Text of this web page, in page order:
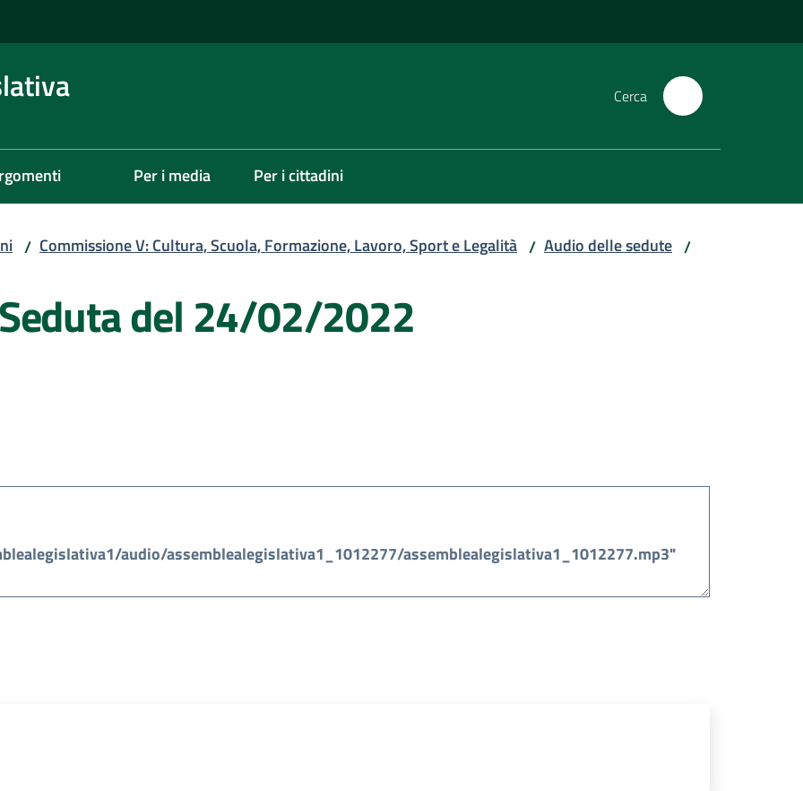
Cerca
Per i media Per i cittadini
/ Commissione V: Cultura, Scuola, Formazione, Lavoro, Sport e Legalità / Audio delle sedute /
del 24/02/2022